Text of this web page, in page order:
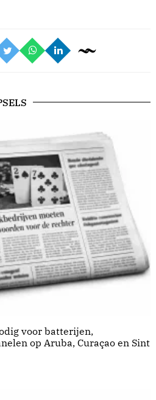
voor batterijen,
op Aruba, Curaçao en Sint